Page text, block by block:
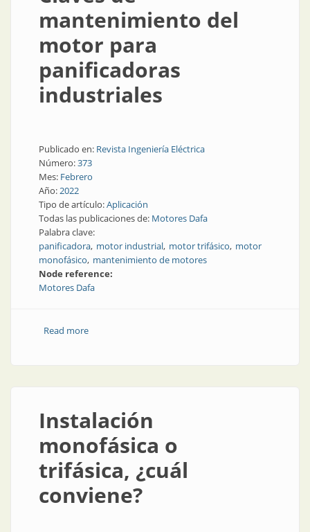
mantenimiento del
motor para
panificadoras
industriales
Publicado en: Revista Ingeniería Eléctrica
Número:373
Mes: Febrero
Año:2022
Tipo de artículo:Aplicación
Todas las publicaciones de: Motores Dafa
Palabra clave:
panificadora motor industrial motor trifásico motor
monofásico mantenimiento de motores
Node reference:
Motores Dafa
Read moreabout Claves de mantenimiento del motor para
Instalación
monofásica o
trifásica, ¿cuál
conviene?